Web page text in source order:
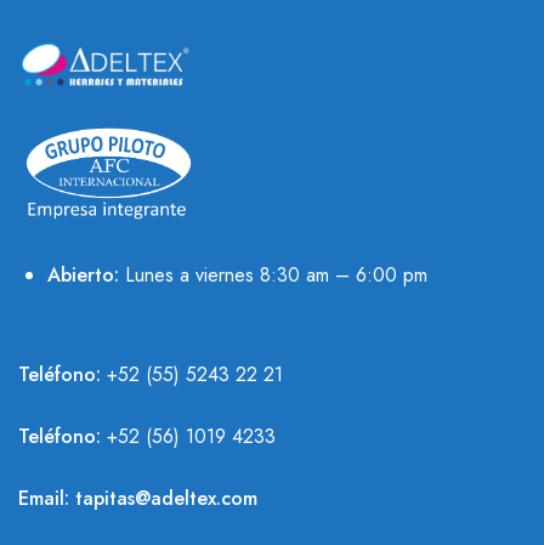
Abierto: Lunes a viernes 8:30 am – 6:00 pm
Teléfono: +52 (55) 5243 22 21
Teléfono: +52 (56) 1019 4233
Email: tapitas@adeltex.com